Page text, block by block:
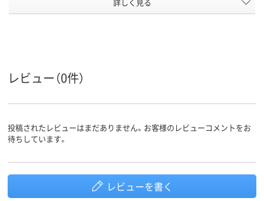
横罫線
スコア
20
レビュー（0件）
投稿されたレビューはまだありません。お客様のレビューコメントをお
待ちしています。
レビューを書く